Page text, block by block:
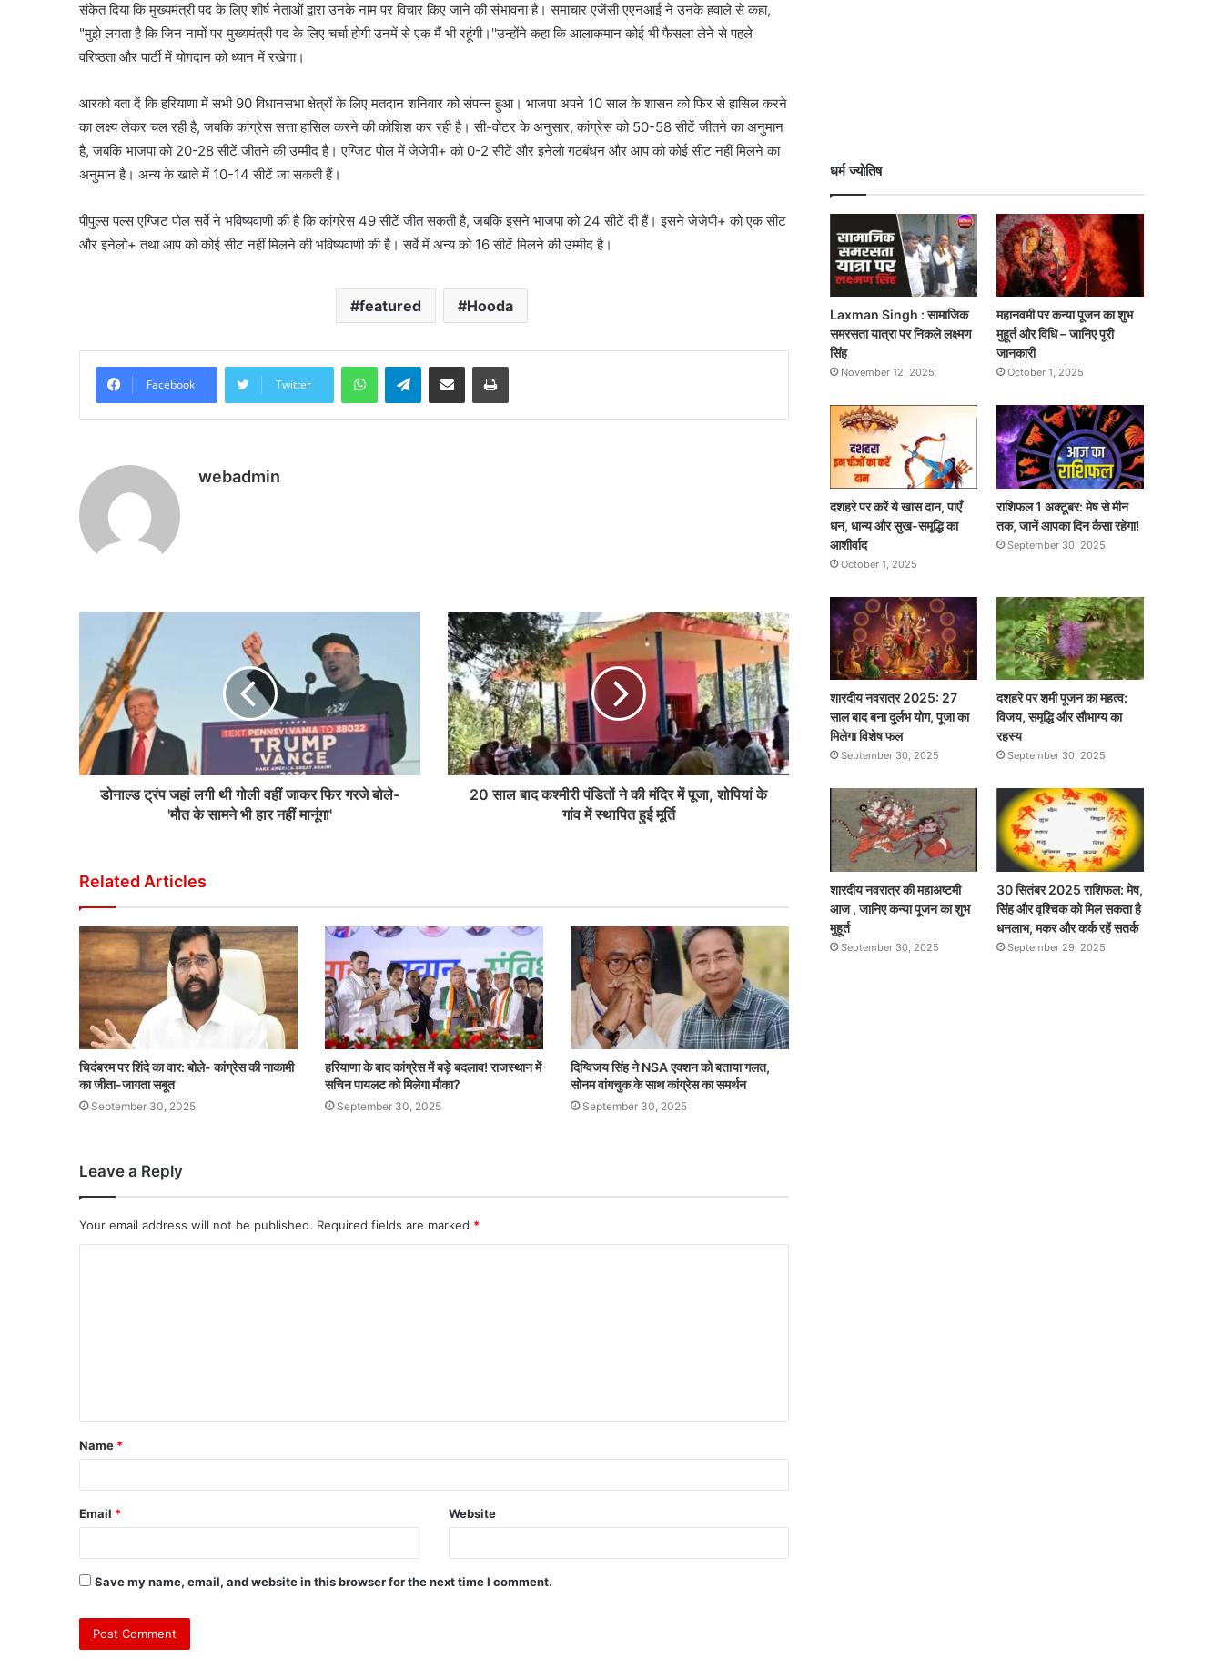
संकेत दिया कि मुख्यमंत्री पद के लिए शीर्ष नेताओं द्वारा उनके नाम पर विचार किए जाने की संभावना है। समाचार एजेंसी एएनआई ने उनके हवाले से कहा,
"मुझे लगता है कि जिन नामों पर मुख्यमंत्री पद के लिए चर्चा होगी उनमें से एक मैं भी रहूंगी।''उन्होंने कहा कि आलाकमान कोई भी फैसला लेने से पहले
वरिष्ठता और पार्टी में योगदान को ध्यान में रखेगा।
आरको बता दें कि हरियाणा में सभी 90 विधानसभा क्षेत्रों के लिए मतदान शनिवार को संपन्न हुआ। भाजपा अपने 10 साल के शासन को फिर से हासिल करने
का लक्ष्य लेकर चल रही है, जबकि कांग्रेस सत्ता हासिल करने की कोशिश कर रही है। सी-वोटर के अनुसार, कांग्रेस को 50-58 सीटें जीतने का अनुमान
है, जबकि भाजपा को 20-28 सीटें जीतने की उम्मीद है। एग्जिट पोल में जेजेपी+ को 0-2 सीटें और इनेलो गठबंधन और आप को कोई सीट नहीं मिलने का
अनुमान है। अन्य के खाते में 10-14 सीटें जा सकती हैं।
पीपुल्स पल्स एग्जिट पोल सर्वे ने भविष्यवाणी की है कि कांग्रेस 49 सीटें जीत सकती है, जबकि इसने भाजपा को 24 सीटें दी हैं। इसने जेजेपी+ को एक सीट
और इनेलो+ तथा आप को कोई सीट नहीं मिलने की भविष्यवाणी की है। सर्वे में अन्य को 16 सीटें मिलने की उम्मीद है।
featured Hooda
Facebook Twitter
WhatsAppTelegramShare via Email Print
webadmin
डोनाल्ड ट्रंप जहां लगी थी गोली वहीं जाकर फिर गरजे बोले-
'मौत के सामने भी हार नहीं मानूंगा'
20 साल बाद कश्मीरी पंडितों ने की मंदिर में पूजा, शोपियां के
गांव में स्थापित हुई मूर्ति
Related Articles
चिदंबरम पर शिंदे का वार: बोले- कांग्रेस की नाकामी
का जीता-जागता सबूत
September 30, 2025
हरियाणा के बाद कांग्रेस में बड़े बदलाव! राजस्थान में
सचिन पायलट को मिलेगा मौका?
September 30, 2025
दिग्विजय सिंह ने NSA एक्शन को बताया गलत,
सोनम वांगचुक के साथ कांग्रेस का समर्थन
September 30, 2025
Leave a Reply
Your email address will not be published. Required fields are marked *
Name *
Email * Website
Save my name, email, and website in this browser for the next time I comment.
धर्म ज्योतिष
Laxman Singh : सामाजिक
समरसता यात्रा पर निकले लक्ष्मण
सिंह
November 12, 2025
महानवमी पर कन्या पूजन का शुभ
मुहूर्त और विधि – जानिए पूरी
जानकारी
October 1, 2025
दशहरे पर करें ये खास दान, पाएँ
धन, धान्य और सुख-समृद्धि का
आशीर्वाद
October 1, 2025
राशिफल 1 अक्टूबर: मेष से मीन
तक, जानें आपका दिन कैसा रहेगा!
September 30, 2025
शारदीय नवरात्र 2025: 27
साल बाद बना दुर्लभ योग, पूजा का
मिलेगा विशेष फल
September 30, 2025
दशहरे पर शमी पूजन का महत्व:
विजय, समृद्धि और सौभाग्य का
रहस्य
September 30, 2025
शारदीय नवरात्र की महाअष्टमी
आज , जानिए कन्या पूजन का शुभ
मुहूर्त
September 30, 2025
30 सितंबर 2025 राशिफल: मेष,
सिंह और वृश्चिक को मिल सकता है
धनलाभ, मकर और कर्क रहें सतर्क
September 29, 2025